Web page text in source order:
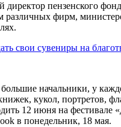
пензенского
фирм,
начальники, у
кукол, портретов,
12 июня на фестивале
в понедельник, 18 мая.